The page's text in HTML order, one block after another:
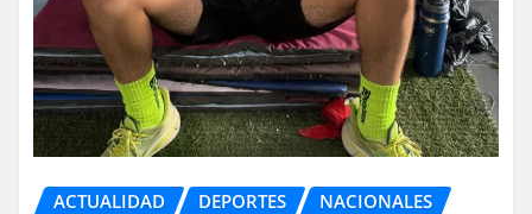
ACTUALIDAD DEPORTES NACIONALES